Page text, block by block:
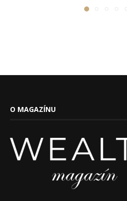
O MAGAZÍNU